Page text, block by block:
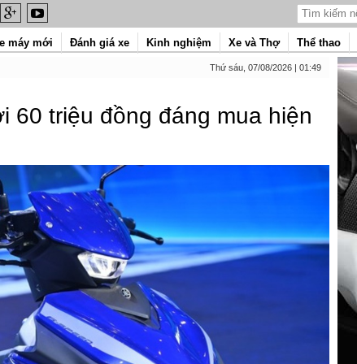
máy mới Đánh giá xe Kinh nghiệm Xe và Thợ Thể thao
Thứ sáu, 07/08/2026 | 01:49
60 triệu đồng đáng mua hiện